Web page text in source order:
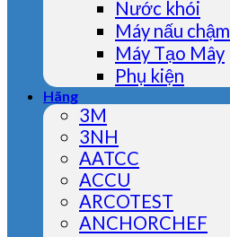
Nước khói
Máy nấu chậm
Máy Tạo Mây
Phụ kiện
Hãng
3M
3NH
AATCC
ACCU
ARCOTEST
ANCHORCHEF